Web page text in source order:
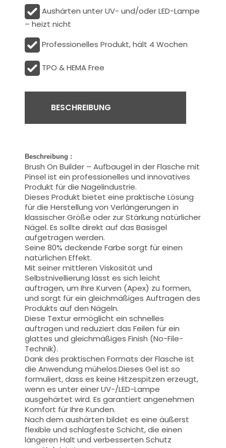
Aushärten unter UV- und/oder LED-Lampe
– heizt nicht
Professionelles Produkt, hält 4 Wochen
TPO & HEMA Free
BESCHREIBUNG
Beschreibung :
Brush On Builder – Aufbaugel in der Flasche mit
Pinsel ist ein professionelles und innovatives
Produkt für die Nagelindustrie.
Dieses Produkt bietet eine praktische Lösung
für die Herstellung von Verlängerungen in
klassischer Größe oder zur Stärkung natürlicher
Nägel. Es sollte direkt auf das Basisgel
aufgetragen werden.
Seine 80% deckende Farbe sorgt für einen
natürlichen Effekt.
Mit seiner mittleren Viskosität und
Selbstnivellierung lässt es sich leicht
auftragen, um Ihre Kurven (Apex) zu formen,
und sorgt für ein gleichmäßiges Auftragen des
Produkts auf den Nägeln.
Diese Textur ermöglicht ein schnelles
auftragen und reduziert das Feilen für ein
glattes und gleichmäßiges Finish (No-File-
Technik).
Dank des praktischen Formats der Flasche ist
die Anwendung mühelos.Dieses Gel ist so
formuliert, dass es keine Hitzespitzen erzeugt,
wenn es unter einer UV-/LED-Lampe
ausgehärtet wird. Es garantiert angenehmen
Komfort für Ihre Kunden.
Nach dem aushärten bildet es eine äußerst
flexible und schlagfeste Schicht, die einen
längeren Halt und verbesserten Schutz